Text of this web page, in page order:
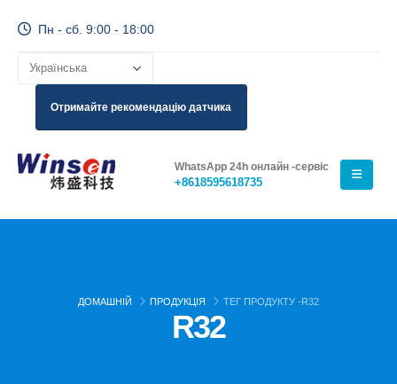
Пн - сб. 9:00 - 18:00
Отримайте рекомендацію датчика
WhatsApp 24h онлайн -сервіс
+8618595618735
ДОМАШНІЙ ПРОДУКЦІЯ ТЕГ ПРОДУКТУ -R32
R32